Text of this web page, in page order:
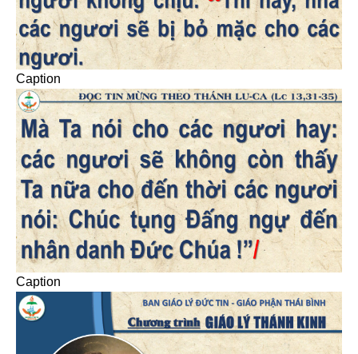
Caption
Caption